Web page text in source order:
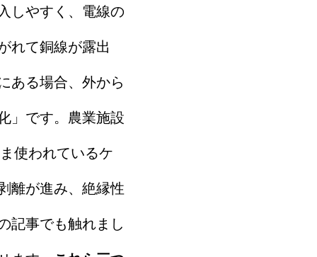
しやすく、電線の
れて銅線が露出
ある場合、外から
」です。農業施設
使われているケ
離が進み、絶縁性
記事でも触れまし